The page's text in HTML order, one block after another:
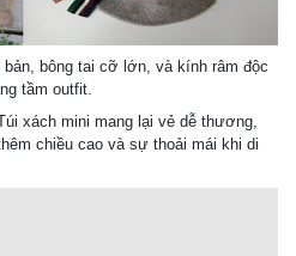
bông tai cỡ lớn, và kính râm độc
tầm outfit.
xách mini mang lại vẻ dễ thương,
chiều cao và sự thoải mái khi di